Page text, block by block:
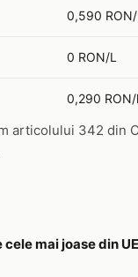
0,590 RON/
0 RON/L
0,290
articolului 342 din
mai joase din UE